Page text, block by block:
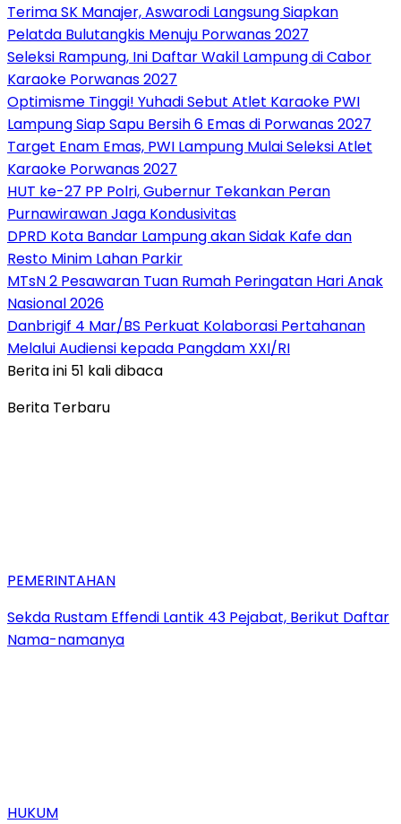
Terima SK Manajer, Aswarodi Langsung Siapkan
Pelatda Bulutangkis Menuju Porwanas 2027
Seleksi Rampung, Ini Daftar Wakil Lampung di Cabor
Karaoke Porwanas 2027
Optimisme Tinggi! Yuhadi Sebut Atlet Karaoke PWI
Lampung Siap Sapu Bersih 6 Emas di Porwanas 2027
Target Enam Emas, PWI Lampung Mulai Seleksi Atlet
Karaoke Porwanas 2027
HUT ke-27 PP Polri, Gubernur Tekankan Peran
Purnawirawan Jaga Kondusivitas
DPRD Kota Bandar Lampung akan Sidak Kafe dan
Resto Minim Lahan Parkir
MTsN 2 Pesawaran Tuan Rumah Peringatan Hari Anak
Nasional 2026
Danbrigif 4 Mar/BS Perkuat Kolaborasi Pertahanan
Melalui Audiensi kepada Pangdam XXI/RI
Berita ini 51 kali dibaca
Berita Terbaru
PEMERINTAHAN
Sekda Rustam Effendi Lantik 43 Pejabat, Berikut Daftar
Nama-namanya
HUKUM